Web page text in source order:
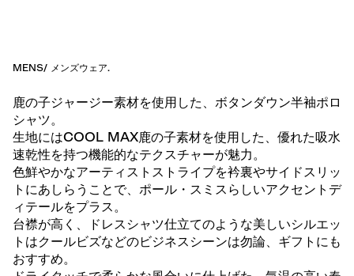
MENS/ メンズウェア.
鹿の子ジャージー素材を使用した、ボタンダウン半袖ポロ
シャツ。
生地にはCOOL MAX鹿の子素材を使用した、優れた吸水
速乾性を持つ機能的なテクスチャーが魅力。
色鮮やかなアーティストストライプを衿裏やサイドスリッ
トにあしらうことで、ポール・スミスらしいアクセントデ
ィテールをプラス。
台襟が高く、ドレスシャツ仕立てのような美しいシルエッ
トはクールビズなどのビジネスシーンは勿論、ギフトにも
おすすめ。